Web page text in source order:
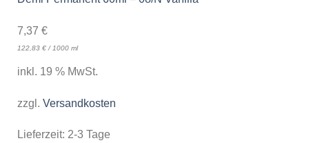
7,37 €
122,83 €/ 1000 ml
inkl. 19 % MwSt.
zzgl. Versandkosten
Lieferzeit: 2-3 Tage